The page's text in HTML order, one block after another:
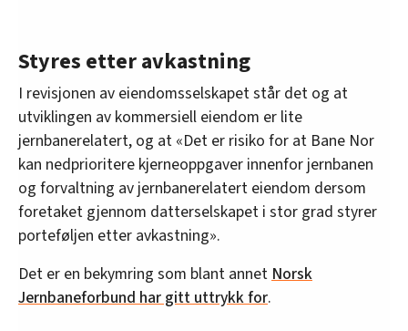
Styres etter avkastning
I revisjonen av eiendomsselskapet står det og at
utviklingen av kommersiell eiendom er lite
jernbanerelatert, og at «Det er risiko for at Bane Nor
kan nedprioritere kjerneoppgaver innenfor jernbanen
og forvaltning av jernbanerelatert eiendom dersom
foretaket gjennom datterselskapet i stor grad styrer
porteføljen etter avkastning».
Det er en bekymring som blant annet Norsk
Jernbaneforbund har gitt uttrykk for.